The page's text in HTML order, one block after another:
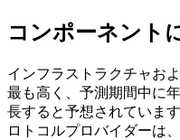
コンポーネント
インフラストラクチャお
最も高く、予測期間中に
長すると予想されていま
ロトコルプロバイダーは